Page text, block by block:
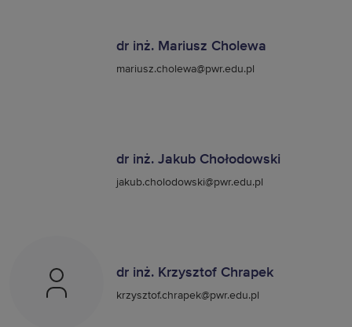
dr inż. Mariusz Cholewa
mariusz.cholewa@pwr.edu.pl
dr inż. Jakub Chołodowski
jakub.cholodowski@pwr.edu.pl
dr inż. Krzysztof Chrapek
krzysztof.chrapek@pwr.edu.pl